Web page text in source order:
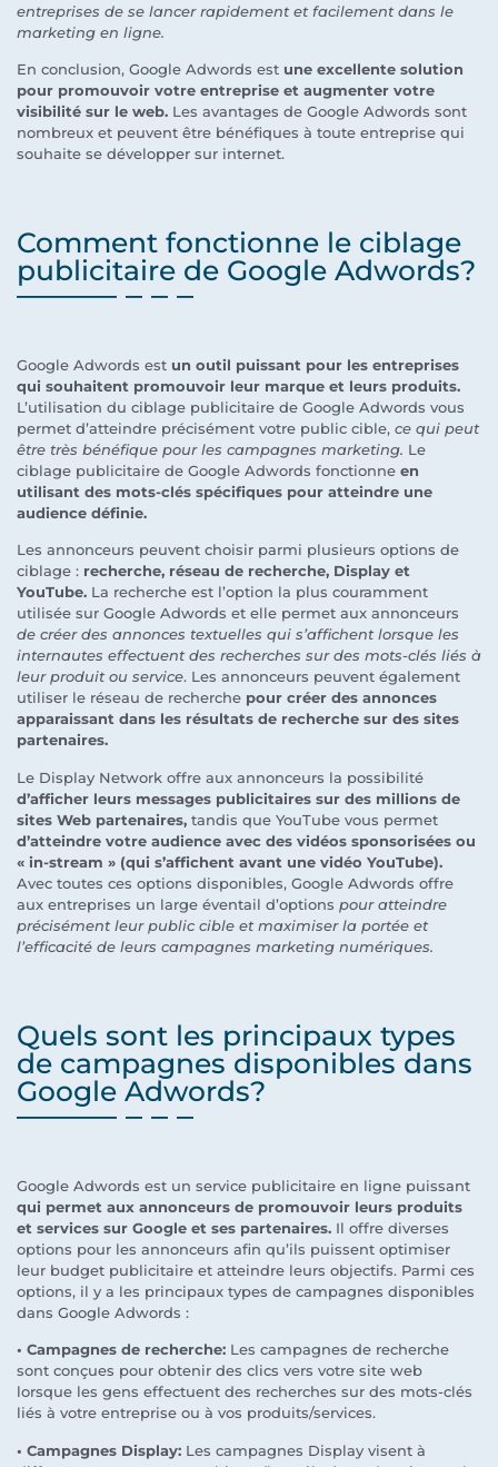
entreprises de se lancer rapidement et facilement dans le
marketing en ligne.
En conclusion, Google Adwords est une excellente solution
pour promouvoir votre entreprise et augmenter votre
visibilité sur le web. Les avantages de Google Adwords sont
nombreux et peuvent être bénéfiques à toute entreprise qui
souhaite se développer sur internet.
Comment fonctionne le ciblage
publicitaire de Google Adwords?
Google Adwords est un outil puissant pour les entreprises
qui souhaitent promouvoir leur marque et leurs produits.
L’utilisation du ciblage publicitaire de Google Adwords vous
permet d’atteindre précisément votre public cible, ce qui peut
être très bénéfique pour les campagnes marketing. Le
ciblage publicitaire de Google Adwords fonctionne en
utilisant des mots-clés spécifiques pour atteindre une
audience définie.
Les annonceurs peuvent choisir parmi plusieurs options de
ciblage : recherche, réseau de recherche, Display et
YouTube. La recherche est l’option la plus couramment
utilisée sur Google Adwords et elle permet aux annonceurs
de créer des annonces textuelles qui s’affichent lorsque les
internautes effectuent des recherches sur des mots-clés liés à
leur produit ou service. Les annonceurs peuvent également
utiliser le réseau de recherche pour créer des annonces
apparaissant dans les résultats de recherche sur des sites
partenaires.
Le Display Network offre aux annonceurs la possibilité
d’afficher leurs messages publicitaires sur des millions de
sites Web partenaires, tandis que YouTube vous permet
d’atteindre votre audience avec des vidéos sponsorisées ou
« in-stream » (qui s’affichent avant une vidéo YouTube).
Avec toutes ces options disponibles, Google Adwords offre
aux entreprises un large éventail d’options pour atteindre
précisément leur public cible et maximiser la portée et
l’efficacité de leurs campagnes marketing numériques.
Quels sont les principaux types
de campagnes disponibles dans
Google Adwords?
Google Adwords est un service publicitaire en ligne puissant
qui permet aux annonceurs de promouvoir leurs produits
et services sur Google et ses partenaires. Il offre diverses
options pour les annonceurs afin qu’ils puissent optimiser
leur budget publicitaire et atteindre leurs objectifs. Parmi ces
options, il y a les principaux types de campagnes disponibles
dans Google Adwords :
• Campagnes de recherche: Les campagnes de recherche
sont conçues pour obtenir des clics vers votre site web
lorsque les gens effectuent des recherches sur des mots-clés
liés à votre entreprise ou à vos produits/services.
• Campagnes Display: Les campagnes Display visent à